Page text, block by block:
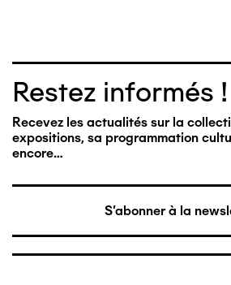
Restez informés !
Recevez les actualités sur la
expositions, sa programmation
encore…
S'abonner à la